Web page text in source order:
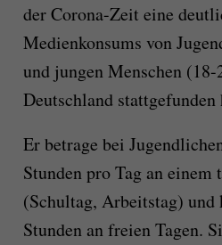
der Corona-Zeit eine
Medienkonsums von
und jungen Menschen
Deutschland stattgefunden
Er betrage bei
Stunden pro Tag an einem
(Schultag, Arbeitstag) und
Stunden an freien Tagen.